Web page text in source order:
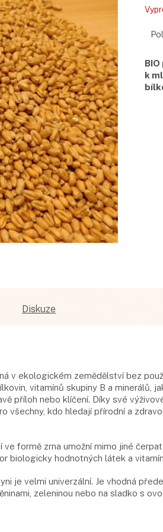
k
Diskuze
v ekologickém zemědělství bez
vitamínů skupiny B a minerálů,
příloh nebo klíčení. Díky své
všechny, kdo hledají přírodní a
ve formě zrna umožní mimo jiné
biologicky hodnotných látek a
je velmi univerzální. Je vhodná
zeleninou nebo na sladko s